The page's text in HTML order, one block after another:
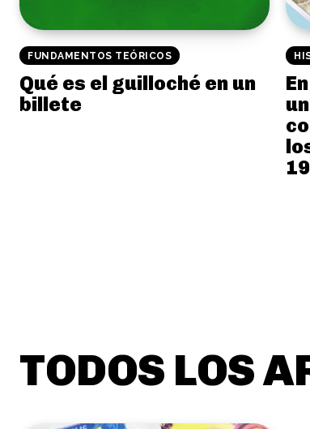
FUNDAMENTOS TEÓRICOS
Qué es el guilloché en un
billete
TODOS LOS